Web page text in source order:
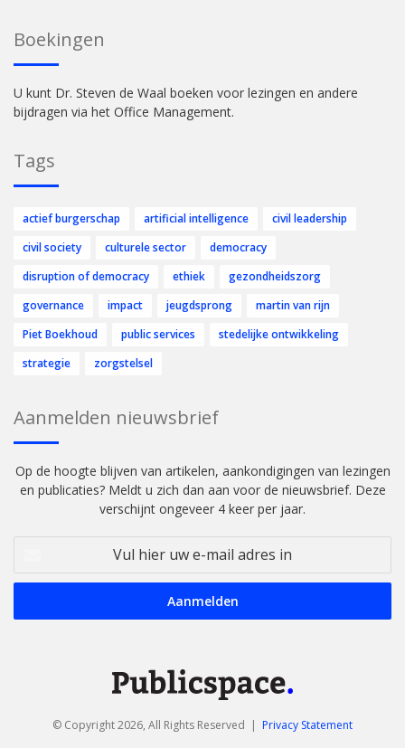
Boekingen
U kunt Dr. Steven de Waal boeken voor lezingen en andere
bijdragen via het Office Management.
Tags
actief burgerschap artificial intelligence
civil leadership
civil society
culturele sector
democracy
disruption of democracy
ethiek
gezondheidszorg
governance
impact jeugdsprong
martin van rijn
Piet Boekhoud
public services
stedelijke ontwikkeling
strategie
zorgstelsel
Aanmelden nieuwsbrief
Op de hoogte blijven van artikelen, aankondigingen van lezingen
en publicaties? Meldt u zich dan aan voor de nieuwsbrief. Deze
verschijnt ongeveer 4 keer per jaar.
uw
mail
© Copyright 2026, All Rights Reserved | Privacy Statement